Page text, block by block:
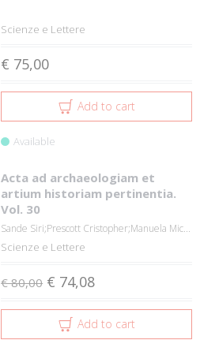
Scienze e Lettere
€ 75,00
Add to cart
Available
Acta ad archaeologiam et
artium historiam pertinentia.
Vol. 30
Sande Siri;Prescott Cristopher;Manuela Mic...
Scienze e Lettere
€ 80,00 € 74,08
Add to cart